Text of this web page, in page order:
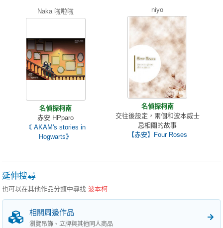
Naka 啦啦啦
名偵探柯南
赤安 HPparo
《 AKAM's stories in
Hogwarts》
niyo
名偵探柯南
交往後設定，兩個和波本威士
忌相關的故事
【赤安】Four Roses
延伸搜尋
也可以在其他作品分類中尋找波本柯
相關周邊作品
瀏覽吊飾、立牌與其他同人商品